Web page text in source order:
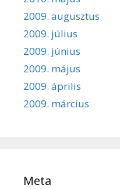
2009. augusztus
2009. július
2009. június
2009. május
2009. április
2009. március
Meta